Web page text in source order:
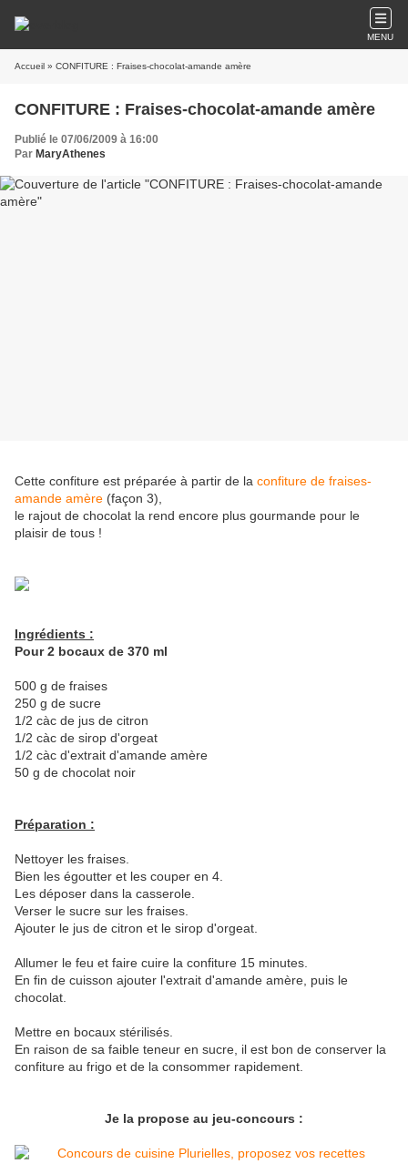
MENU
Accueil » CONFITURE : Fraises-chocolat-amande amère
CONFITURE : Fraises-chocolat-amande amère
Publié le 07/06/2009 à 16:00
Par MaryAthenes
Cette confiture est préparée à partir de la confiture de fraises-
amande amère (façon 3),
le rajout de chocolat la rend encore plus gourmande pour le
plaisir de tous !
Ingrédients :
Pour 2 bocaux de 370 ml
500 g de fraises
250 g de sucre
1/2 càc de jus de citron
1/2 càc de sirop d'orgeat
1/2 càc d'extrait d'amande amère
50 g de chocolat noir
Préparation :
Nettoyer les fraises.
Bien les égoutter et les couper en 4.
Les déposer dans la casserole.
Verser le sucre sur les fraises.
Ajouter le jus de citron et le sirop d'orgeat.
Allumer le feu et faire cuire la confiture 15 minutes.
En fin de cuisson ajouter l'extrait d'amande amère, puis le
chocolat.
Mettre en bocaux stérilisés.
En raison de sa faible teneur en sucre, il est bon de conserver la
confiture au frigo et de la consommer rapidement.
Je la propose au jeu-concours :